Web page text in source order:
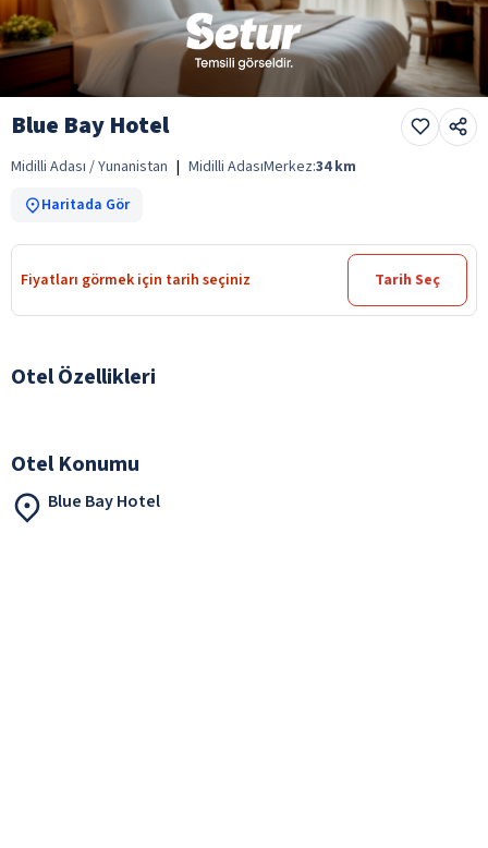
Blue Bay Hotel
Midilli Adası / Yunanistan | Midilli AdasıMerkez:34 km
Haritada Gör
Fiyatları görmek için tarih seçiniz Tarih Seç
Otel Özellikleri
Otel Konumu
Blue Bay Hotel